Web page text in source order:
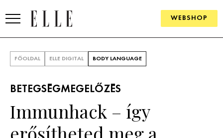
WEBSHOP
SZÉPSÉG
FŐOLDAL ELLE DIGITAL BODY LANGUAGE
BETEGSÉGMEGELŐZÉS
Immunhack – így